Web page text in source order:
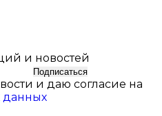
и новостей
Подписаться
и даю согласие на
данных